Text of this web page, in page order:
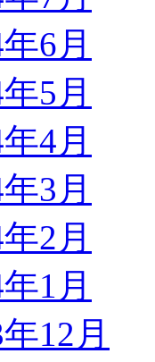
6月
5月
4月
3月
2月
1月
12月